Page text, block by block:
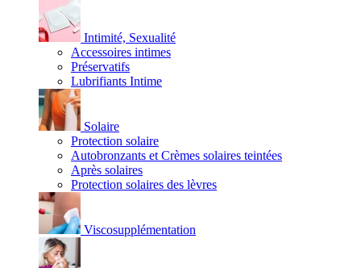
Intimité, Sexualité
Accessoires intimes
Préservatifs
Lubrifiants Intime
Solaire
Protection solaire
Autobronzants et Crèmes solaires teintées
Après solaires
Protection solaires des lèvres
Viscosupplémentation